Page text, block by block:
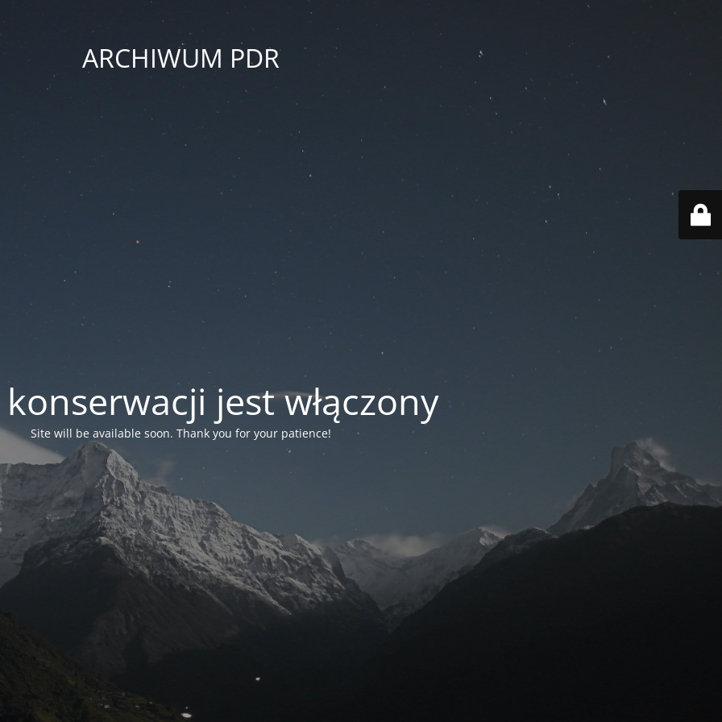
ARCHIWUM PDR
jest włączony
Site will be available soon. Thank you for your patience!